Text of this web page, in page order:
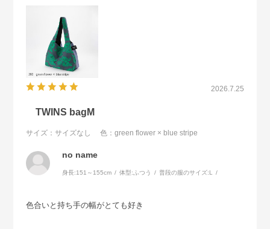
2026.7.25
TWINS bagM
サイズ：サイズなし 色：green flower × blue stripe
no name
身長:151～155cm 体型:ふつう 普段の服のサイズ:L
色合いと持ち手の幅がとても好き